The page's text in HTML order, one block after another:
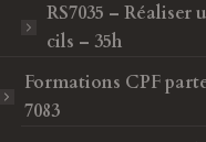
RS7035 – Réaliser
cils – 35h
Formations CPF
7083